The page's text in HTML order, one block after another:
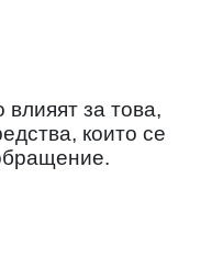
за това,
които се